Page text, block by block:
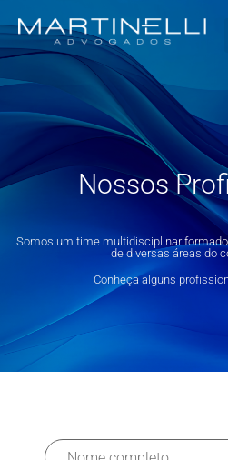
Nossos
Somos um time multidisciplinar
de diversas áreas do
Conheça alguns